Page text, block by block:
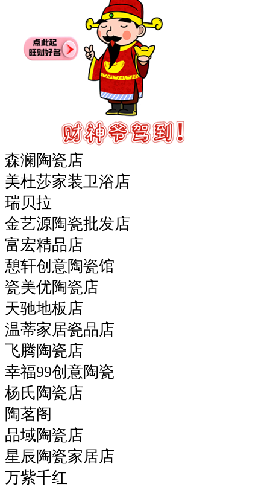
森澜陶瓷店
美杜莎家装卫浴店
瑞贝拉
金艺源陶瓷批发店
富宏精品店
憩轩创意陶瓷馆
瓷美优陶瓷店
天驰地板店
温蒂家居瓷品店
飞腾陶瓷店
幸福99创意陶瓷
杨氏陶瓷店
陶茗阁
品域陶瓷店
星辰陶瓷家居店
万紫千红